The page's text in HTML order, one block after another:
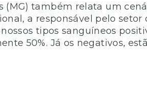
(MG) também relata um
a responsável pelo
nossos tipos sanguíneos
50%. Já os negativos,